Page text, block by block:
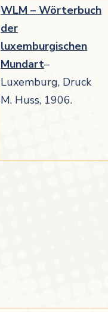
WLM – Wörterbuch
der
luxemburgischen
Mundart–
Luxemburg, Druck
M. Huss, 1906.